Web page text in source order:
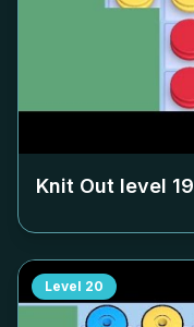
Knit Out level 19
Level 20